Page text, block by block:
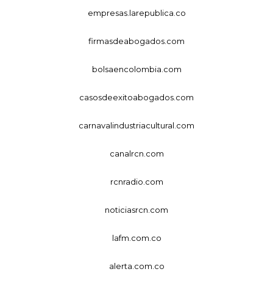
empresas.larepublica.co
firmasdeabogados.com
bolsaencolombia.com
casosdeexitoabogados.com
carnavalindustriacultural.com
canalrcn.com
rcnradio.com
noticiasrcn.com
lafm.com.co
alerta.com.co